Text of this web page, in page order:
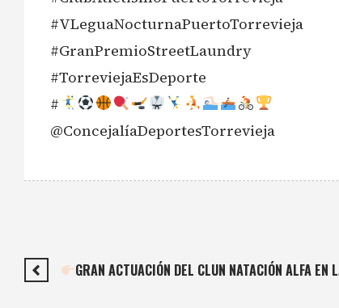
#VLeguaNocturnaPuertoTorrevieja
#GranPremioStreetLaundry
#TorreviejaEsDeporte
#
@ConcejalíaDeportesTorrevieja
GRAN ACTUACIÓN DEL CLUN NATACIÓN ALFA